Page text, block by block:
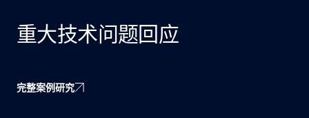
重大技术问题回应
完整案例研究